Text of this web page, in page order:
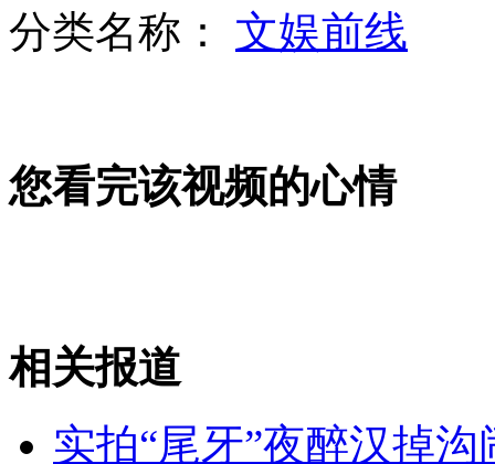
中国籍旅非企业家斥两千万人民币保留非洲古老木雕艺术
"女神"周秀娜助阵广州汽车嘉年华
分类名称： 文娱前线
您看完该视频的心情
相关报道
实拍“尾牙”夜醉汉掉沟